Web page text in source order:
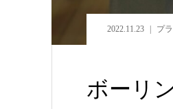
2022.11.23 プ
ボーリ